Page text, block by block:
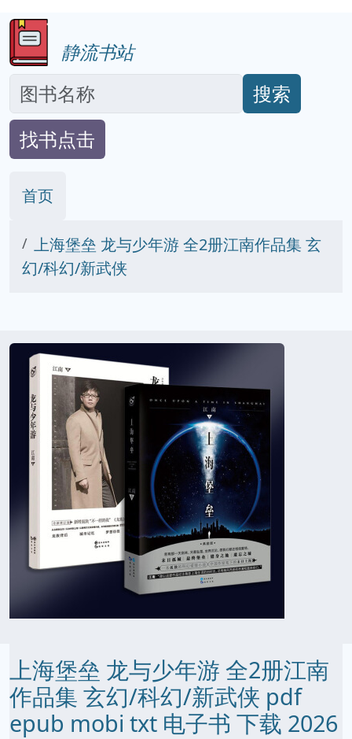
静流书站
搜索
找书点击
首页
上海堡垒 龙与少年游 全2册江南作品集 玄
幻/科幻/新武侠
上海堡垒 龙与少年游 全2册江南
作品集 玄幻/科幻/新武侠 pdf
epub mobi txt 电子书 下载 2026